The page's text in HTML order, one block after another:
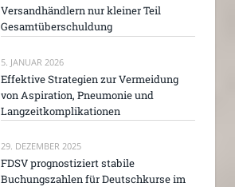
Versandhändlern nur kleiner Teil
Gesamtüberschuldung
5. JANUAR 2026
Effektive Strategien zur Vermeidung
von Aspiration, Pneumonie und
Langzeitkomplikationen
29. DEZEMBER 2025
FDSV prognostiziert stabile
Buchungszahlen für Deutschkurse im